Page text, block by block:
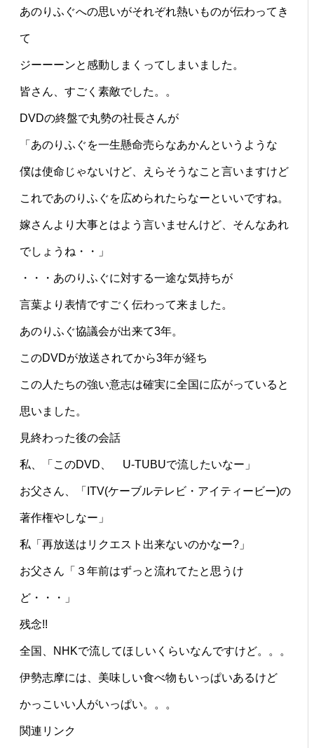
あのりふぐへの思いがそれぞれ熱いものが伝わってき
て
ジーーーンと感動しまくってしまいました。
皆さん、すごく素敵でした。。
DVDの終盤で丸勢の社長さんが
「あのりふぐを一生懸命売らなあかんというような
僕は使命じゃないけど、えらそうなこと言いますけど
これであのりふぐを広められたらなーといいですね。
嫁さんより大事とはよう言いませんけど、そんなあれ
でしょうね・・」
・・・あのりふぐに対する一途な気持ちが
言葉より表情ですごく伝わって来ました。
あのりふぐ協議会が出来て3年。
このDVDが放送されてから3年が経ち
この人たちの強い意志は確実に全国に広がっていると
思いました。
見終わった後の会話
私、「このDVD、 U-TUBUで流したいなー」
お父さん、「ITV(ケーブルテレビ・アイティービー)の
著作権やしなー」
私「再放送はリクエスト出来ないのかなー?」
お父さん「３年前はずっと流れてたと思うけ
ど・・・」
残念!!
全国、NHKで流してほしいくらいなんですけど。。。
伊勢志摩には、美味しい食べ物もいっぱいあるけど
かっこいい人がいっぱい。。。
関連リンク